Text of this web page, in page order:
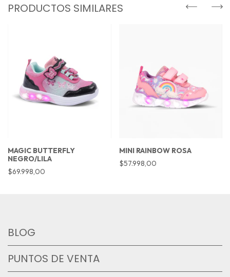
PRODUCTOS SIMILARES
MAGIC BUTTERFLY
NEGRO/LILA
$69.998,00
MINI RAINBOW ROSA
$57.998,00
BLOG
PUNTOS DE VENTA